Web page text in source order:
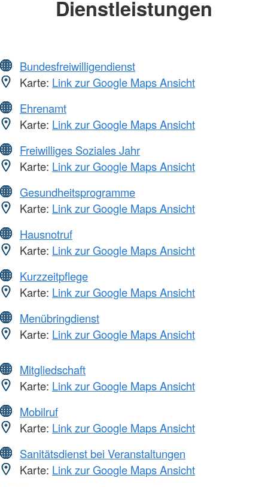
Dienstleistungen
Bundesfreiwilligendienst
Karte: Link zur Google Maps Ansicht
Ehrenamt
Karte: Link zur Google Maps Ansicht
Freiwilliges Soziales Jahr
Karte: Link zur Google Maps Ansicht
Gesundheitsprogramme
Karte: Link zur Google Maps Ansicht
Hausnotruf
Karte: Link zur Google Maps Ansicht
Kurzzeitpflege
Karte: Link zur Google Maps Ansicht
Menübringdienst
Karte: Link zur Google Maps Ansicht
Mitgliedschaft
Karte: Link zur Google Maps Ansicht
Mobilruf
Karte: Link zur Google Maps Ansicht
Sanitätsdienst bei Veranstaltungen
Karte: Link zur Google Maps Ansicht